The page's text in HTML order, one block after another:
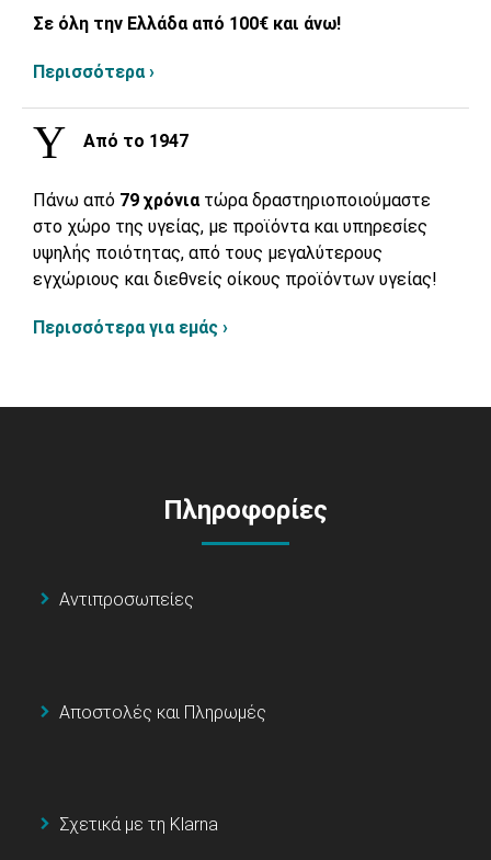
Σε όλη την Ελλάδα από 100€ και άνω!
Περισσότερα ›
Από το 1947
Πάνω από 79 χρόνια τώρα δραστηριοποιούμαστε
στο χώρο της υγείας, με προϊόντα και υπηρεσίες
υψηλής ποιότητας, από τους μεγαλύτερους
εγχώριους και διεθνείς οίκους προϊόντων υγείας!
Περισσότερα για εμάς ›
Πληροφορίες
Αντιπροσωπείες
Αποστολές και Πληρωμές
Σχετικά με τη Klarna